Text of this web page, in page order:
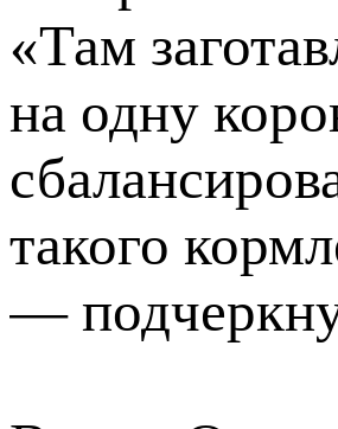
«Там
на одну
такого
—